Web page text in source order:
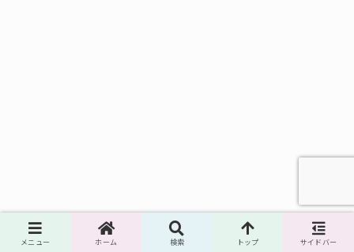
メニュー ホーム 検索 トップ サイドバー